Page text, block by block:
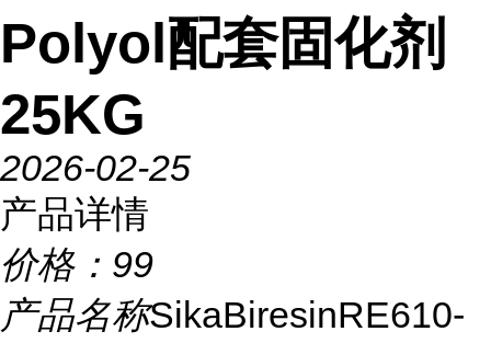
Polyol配套固化剂
25KG
2026-02-25
产品详情
价格： 99
产品名称SikaBiresinRE610-